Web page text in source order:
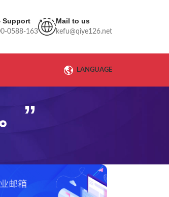
Support
0588-163
Mail to us
kefu@qiye126.net
LANGUAGE
”